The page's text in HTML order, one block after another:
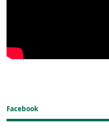
Facebook